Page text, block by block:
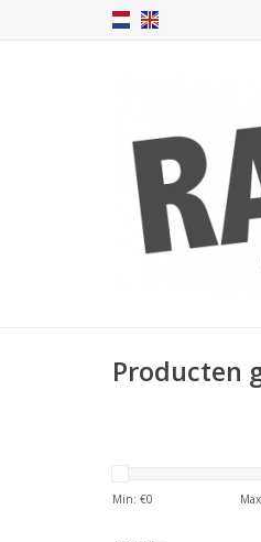
Producten
Min: €0